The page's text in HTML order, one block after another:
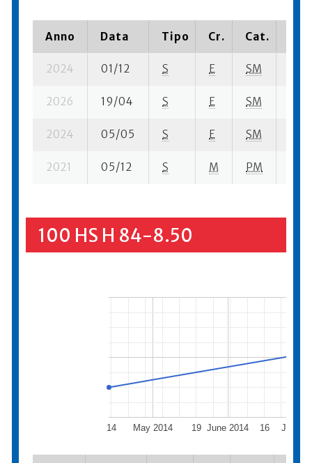
Anno Data Tipo Cr. Cat.
2024 01/12 S E SM
2026 19/04 S E SM
2024 05/05 S E SM
2021 05/12 S M PM
100 HS H 84-8.50
May 2014 June 2014 July
14 19 16